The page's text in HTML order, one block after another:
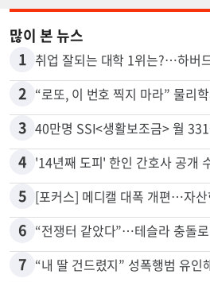
많이 본 뉴스
1 취업 잘되는 대학 1위는?…하버
2 “로또, 이 번호 찍지 마라” 물리
3 40만명 SSI<생활보조금> 월
4 '14년째 도피' 한인 간호사 공개
5 [포커스] 메디캘 대폭 개편…자
6 “전쟁터 같았다”…테슬라 충돌
7